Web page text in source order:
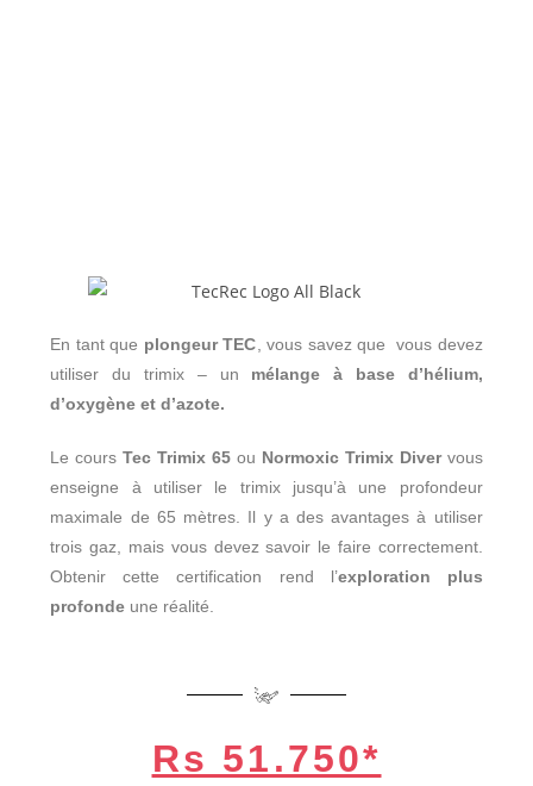
En tant que plongeur TEC , vous savez que vous devez
utiliser du trimix – un mélange à base d’hélium,
d’oxygène et d’azote.
Le coursTec Trimix 65 ou Normoxic Trimix Divervous
enseigne à utiliser le trimix jusqu’à une profondeur
maximale de 65 mètres. Il y a des avantages à utiliser
trois gaz, mais vous devez savoir le faire correctement.
Obtenir cette certification rend l’exploration plus
profonde une réalité.
Rs 51.750*